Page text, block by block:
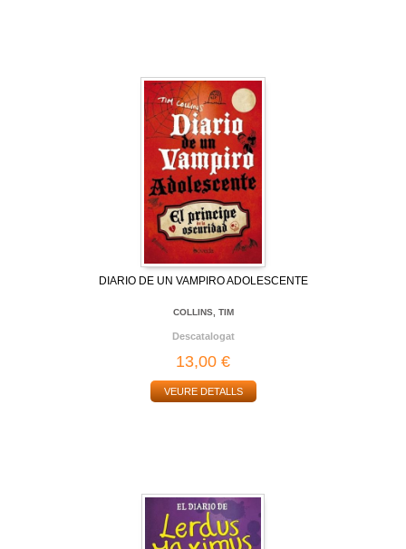
DIARIO DE UN VAMPIRO ADOLESCENTE
COLLINS, TIM
Descatalogat
13,00 €
VEURE DETALLS